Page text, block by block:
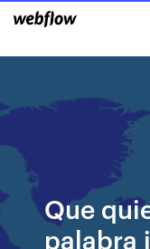
Que
palabra